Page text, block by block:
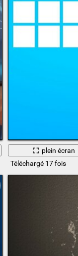
plein écran
Téléchargé 17 fois